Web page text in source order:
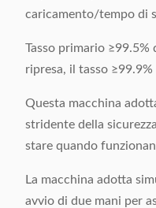
caricamento/tempo di
Tasso primario ≥99.5%
ripresa, il tasso ≥99.9%
Questa macchina
stridente della
stare quando
La macchina adotta
avvio di due mani per